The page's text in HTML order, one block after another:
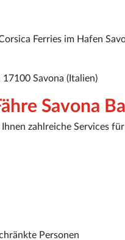
Ferries im Hafen
17100 Savona (Italien)
Savona
zahlreiche Services
Personen